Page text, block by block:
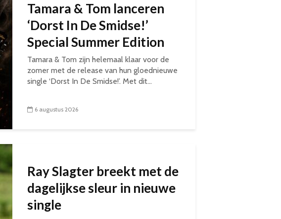
Tamara & Tom lanceren
‘Dorst In De Smidse!’
Special Summer Edition
Tamara & Tom zijn helemaal klaar voor de
zomer met de release van hun gloednieuwe
single ‘Dorst In De Smidse!’. Met dit...
6 augustus 2026
Ray Slagter breekt met de
dagelijkse sleur in nieuwe
single